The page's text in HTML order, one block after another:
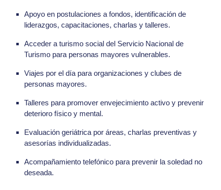
Apoyo en postulaciones a fondos, identificación de
liderazgos, capacitaciones, charlas y talleres.
Acceder a turismo social del Servicio Nacional de
Turismo para personas mayores vulnerables.
Viajes por el día para organizaciones y clubes de
personas mayores.
Talleres para promover envejecimiento activo y prevenir
deterioro físico y mental.
Evaluación geriátrica por áreas, charlas preventivas y
asesorías individualizadas.
Acompañamiento telefónico para prevenir la soledad no
deseada.